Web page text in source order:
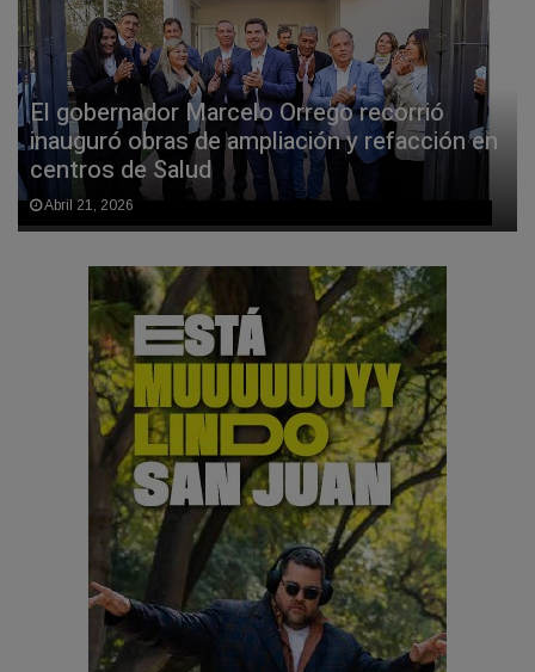
El gobernador Marcelo Orrego recorrió
inauguró obras de ampliación y refacción en
centros de Salud
Abril 21, 2026